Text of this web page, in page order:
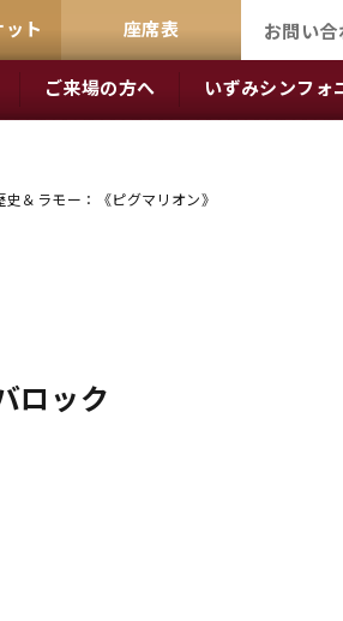
ト 座席表 お問い合
ご来場の方へ いずみシンフォ
＆ラモー：《ピグマリオン》
ロック